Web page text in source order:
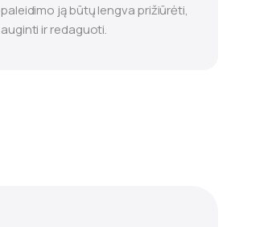
paleidimo ją būtų lengva prižiūrėti,
auginti ir redaguoti.